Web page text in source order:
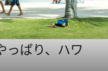
っぱり、ハワ